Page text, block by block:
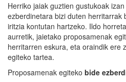
Herriko jaiak guztien gustukoak
ezberdinetara bizi duten herritarrak
iritzia kontutan hartzeko. Ildo
aurretik, jaietako proposamenak
herritarren eskura, eta oraindik ere
egiteko tartea.
Proposamenak egiteko bide